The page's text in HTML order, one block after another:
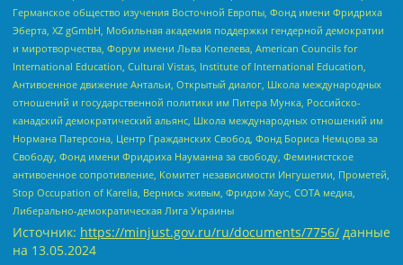
Германское общество изучения Восточной Европы, Фонд имени Фридриха
Эберта, XZ gGmbH, Мобильная академия поддержки гендерной демократии
и миротворчества, Форум имени Льва Копелева, American Councils for
International Education, Cultural Vistas, Institute of International Education,
Антивоенное движение Антальи, Открытый диалог, Школа международных
отношений и государственной политики им Питера Мунка, Российско-
канадский демократический альянс, Школа международных отношений им
Нормана Патерсона, Центр Гражданских Свобод, Фонд Бориса Немцова за
Свободу, Фонд имени Фридриха Науманна за свободу, Феминистское
антивоенное сопротивление, Комитет независимости Ингушетии, Прометей,
Stop Occupation of Karelia, Вернись живым, Фридом Хаус, СОТА медиа,
Либерально-демократическая Лига Украины
Источник: https://minjust.gov.ru/ru/documents/7756/ данные
на 13.05.2024